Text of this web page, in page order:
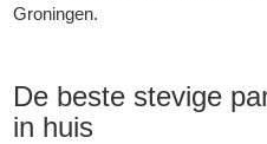
Groningen.
De beste stevige
in huis